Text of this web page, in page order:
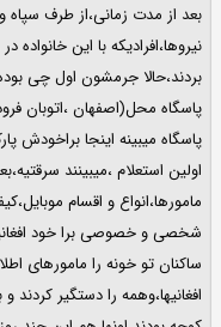
نیروها،افرادیکه با این
بردند،حالا جرمشون اول چی
پاسگاه محل(اصفهان ،اتوبان
پاسگاه میبینه اینجا براخودش
اولین استعلام ،میبینند
مامورها،انواع و اقسام
ساکنان تو خونه را مامورهای
افغانیها،و‌همه را دستگیر